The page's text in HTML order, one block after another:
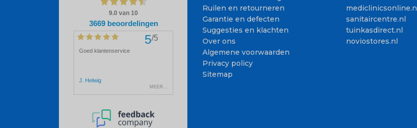
Ruilen en retourneren
Garantie en defecten
Suggesties en klachten
Over ons
Algemene voorwaarden
Privacy policy
Sitemap
mediclinicsonline.nl
sanitaircentre.nl
tuinkasdirect.nl
noviostores.nl